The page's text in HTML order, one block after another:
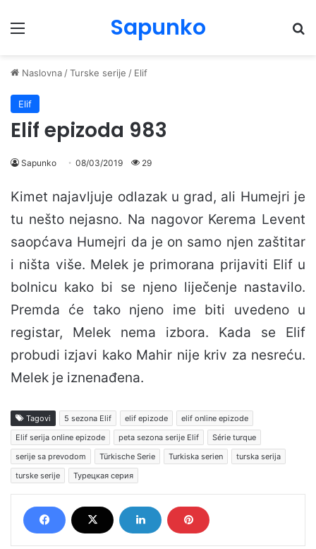
Menu Sapunko
Naslovna /Turske serije / Elif
Elif
Elif epizoda 983
Sapunko 08/03/2019 29
Kimet najavljuje odlazak u grad, ali Humejri je
tu nešto nejasno. Na nagovor Kerema Levent
saopćava Humejri da je on samo njen zaštitar
i ništa više. Melek je primorana prijaviti Elif u
bolnicu kako bi se njeno liječenje nastavilo.
Premda će tako njeno ime biti uvedeno u
registar, Melek nema izbora. Kada se Elif
probudi izjavi kako Mahir nije kriv za nesreću.
Melek je iznenađena.
Tagovi 5 sezona Elif elif epizode
elif online epizode
Elif serija online epizode
peta sezona serije Elif
Série turque
serije sa prevodom
Türkische Serie Turkiska serien
turska serija
turske serije
Турецкая серия